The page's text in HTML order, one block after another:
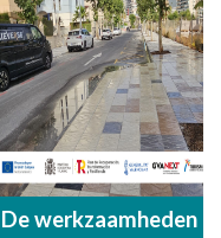
De werkzaamheden